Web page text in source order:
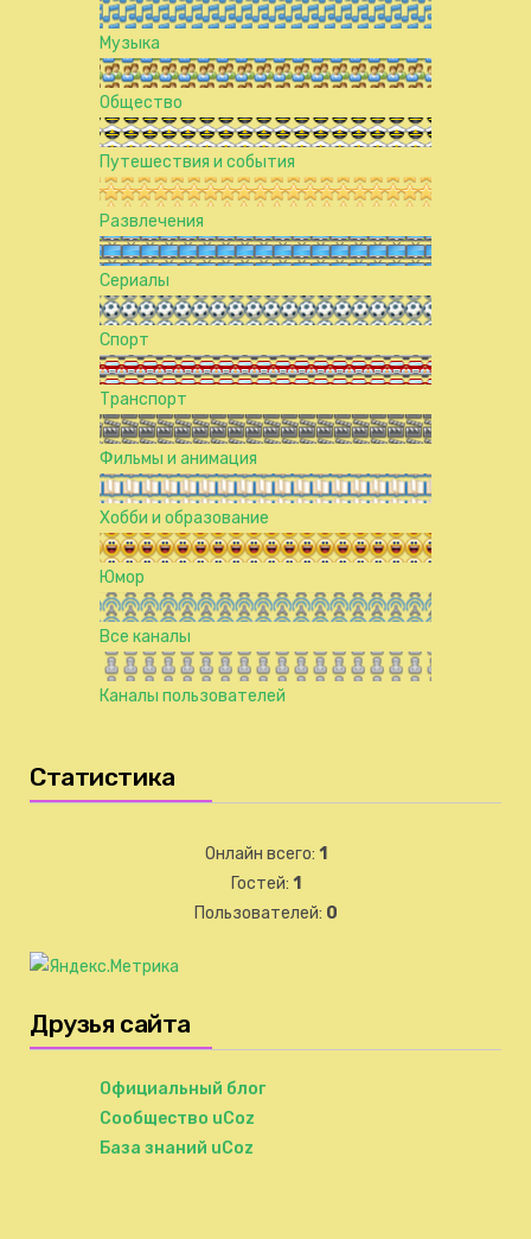
Музыка
Общество
Путешествия и события
Развлечения
Сериалы
Спорт
Транспорт
Фильмы и анимация
Хобби и образование
Юмор
Все каналы
Каналы пользователей
Статистика
Онлайн всего: 1
Гостей: 1
Пользователей: 0
Друзья сайта
Официальный блог
Сообщество uCoz
База знаний uCoz